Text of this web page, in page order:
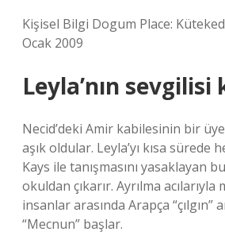
Kişisel Bilgi Dogum Place:
Ocak 2009
Leyla’nın sevgilisi
Necid’deki Amir kabilesinin bir
aşık oldular. Leyla’yı kısa sürede
Kays ile tanışmasını yasaklayan
okuldan çıkarır. Ayrılma acılarıyla
insanlar arasında Arapça “çılgın”
“Mecnun” başlar.